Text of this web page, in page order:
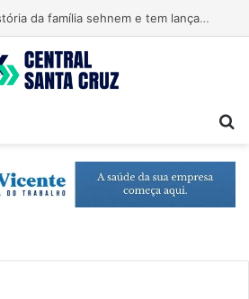
Livro preserva a história da família sehnem e tem lançamento em encontro familiar